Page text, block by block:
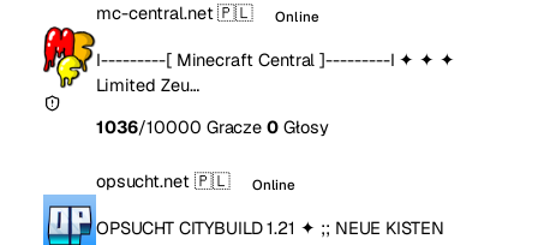
mc-central.net 🇵🇱 Online
I---------[ Minecraft Central ]---------I ✦ ✦ ✦
Limited Zeu…
1036/10000 Gracze 0 Głosy
opsucht.net 🇵🇱 Online
OPSUCHT CITYBUILD 1.21 ✦ ;; NEUE KISTEN